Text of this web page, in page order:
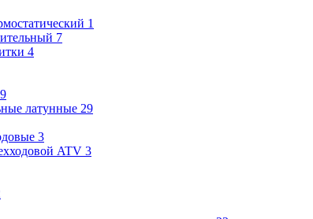
1
7
4
латунные 29
3
ATV 3